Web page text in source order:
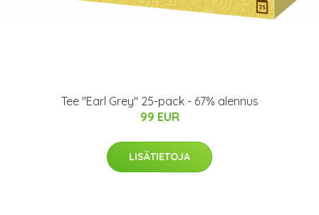
Tee "Earl Grey" 25-pack - 67% alennus
99 EUR
LISÄTIETOJA